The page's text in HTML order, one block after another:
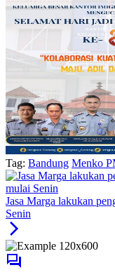
Tag: Bandung Menko
Jasa Marga lakukan
Senin